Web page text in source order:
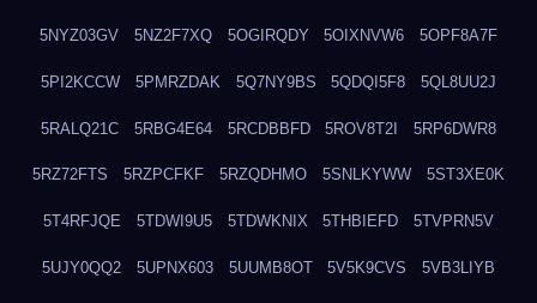
5NYZ03GV 5NZ2F7XQ 5OGIRQDY 5OIXNVW6 5OPF8A7F
5PI2KCCW 5PMRZDAK 5Q7NY9BS 5QDQI5F8 5QL8UU2J
5RALQ21C 5RBG4E64 5RCDBBFD 5ROV8T2I 5RP6DWR8
5RZ72FTS 5RZPCFKF 5RZQDHMO 5SNLKYWW 5ST3XE0K
5T4RFJQE 5TDWI9U5 5TDWKNIX 5THBIEFD 5TVPRN5V
5UJY0QQ2 5UPNX603 5UUMB8OT 5V5K9CVS 5VB3LIYB